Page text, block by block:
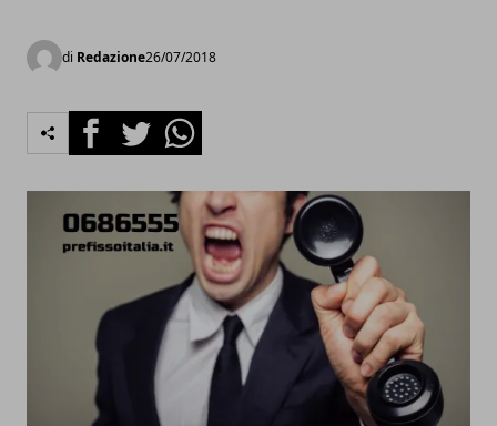
di Redazione26/07/2018
FacebookTwitterWhatsapp